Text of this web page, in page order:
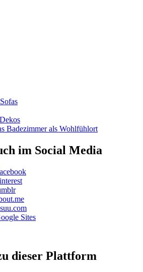
Badezimmer als Wohlfühlort
im Social Media
Sites
dieser Plattform